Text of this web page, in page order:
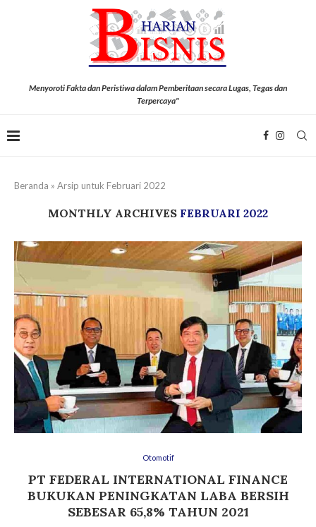
Menyoroti Fakta dan Peristiwa dalam Pemberitaan secara Lugas, Tegas dan
Terpercaya"
Beranda » Arsip untuk Februari 2022
MONTHLY ARCHIVES FEBRUARI 2022
Otomotif
PT FEDERAL INTERNATIONAL FINANCE
BUKUKAN PENINGKATAN LABA BERSIH
SEBESAR 65,8% TAHUN 2021